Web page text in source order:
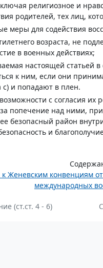
религиозное и
родителей, тех лиц,
меры для содействия
возраста, не
в военных действиях;
настоящей статьей
к ним, если они
и попадают в плен.
с согласия
за попечение над ними,
безопасный район
и
Женевским конвенциям
международных
(ст.ст. 4 - 6)